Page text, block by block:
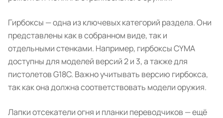
Гирбоксы — одна из ключевых категорий раздела. Они
представлены как в собранном виде, так и
отдельными стенками. Например, гирбоксы CYMA
доступны для моделей версий 2 и 3, а также для
пистолетов G18C. Важно учитывать версию гирбокса,
так как она должна соответствовать модели оружия.
Лапки отсекатели огня и планки переводчиков — ещё